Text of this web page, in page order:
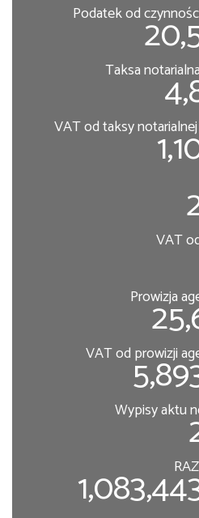
Podatek od
Taksa
VAT od taksy
VAT
Prowizja
VAT od prowizji
Wypisy aktu